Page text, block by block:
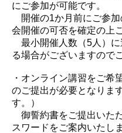
にご参加が可能です。
開催の1か月前にご参加
会開催の可否を確定の上
最小開催人数（5人）に
る場合がございますので
・オンライン講習をご希
のご提出が必要となりま
す。）
御誓約書をご提出いた
スワードをご案内いたし